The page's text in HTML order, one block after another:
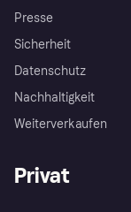
Presse
Sicherheit
Datenschutz
Nachhaltigkeit
Weiterverkaufen
Privat